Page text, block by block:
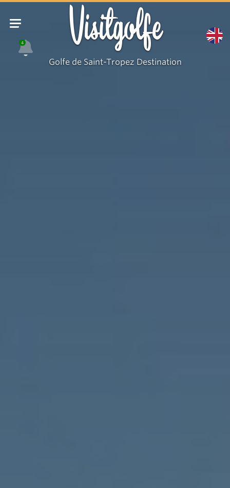
4 Visitgolfe
Golfe de Saint-Tropez Destination
Migon